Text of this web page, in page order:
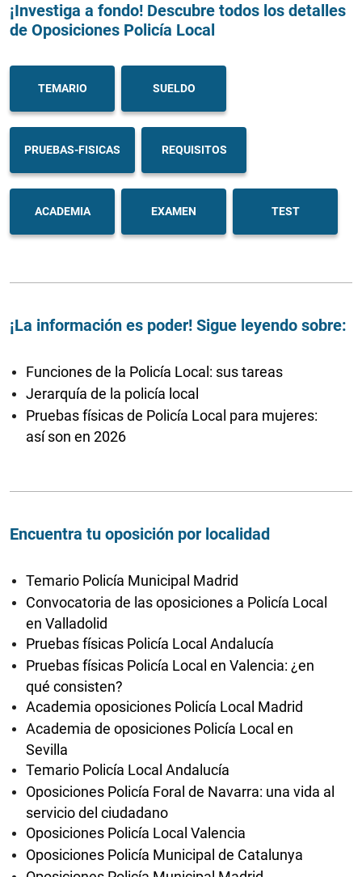
¡Investiga a fondo! Descubre todos los detalles
de Oposiciones Policía Local
TEMARIO SUELDO
PRUEBAS-FISICAS REQUISITOS
ACADEMIA EXAMEN TEST
¡La información es poder! Sigue leyendo sobre:
Funciones de la Policía Local: sus tareas
Jerarquía de la policía local
Pruebas físicas de Policía Local para mujeres:
así son en 2026
Encuentra tu oposición por localidad
Temario Policía Municipal Madrid
Convocatoria de las oposiciones a Policía Local
en Valladolid
Pruebas físicas Policía Local Andalucía
Pruebas físicas Policía Local en Valencia: ¿en
qué consisten?
Academia oposiciones Policía Local Madrid
Academia de oposiciones Policía Local en
Sevilla
Temario Policía Local Andalucía
Oposiciones Policía Foral de Navarra: una vida al
servicio del ciudadano
Oposiciones Policía Local Valencia
Oposiciones Policía Municipal de Catalunya